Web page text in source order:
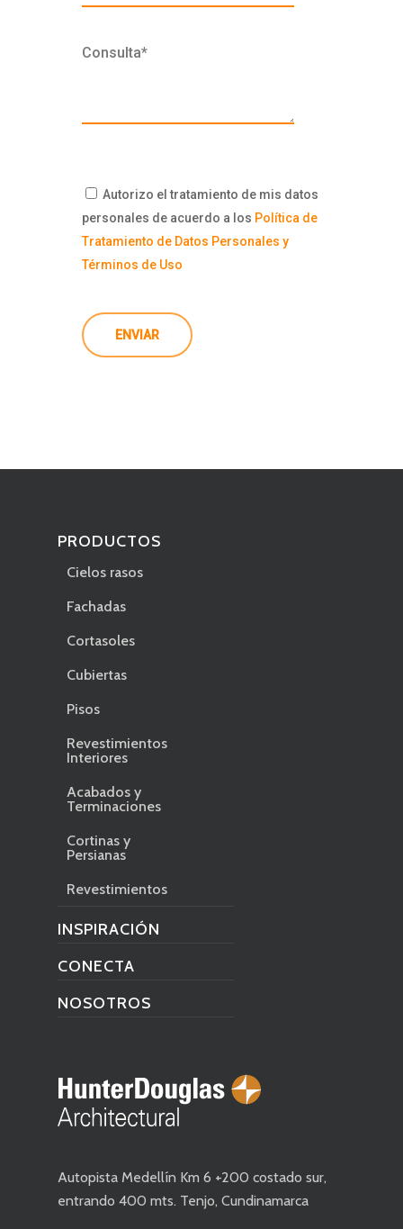
Consulta*
Autorizo el tratamiento de mis datos
personales de acuerdo a los Política de
Tratamiento de Datos Personales y
Términos de Uso
ENVIAR
Autopista Medellín Km 6 +200 costado sur,
entrando 400 mts. Tenjo, Cundinamarca
PRODUCTOS
Cielos rasos
Fachadas
Cortasoles
Cubiertas
Pisos
Revestimientos
Interiores
Acabados y
Terminaciones
Cortinas y
Persianas
Revestimientos
INSPIRACIÓN
CONECTA
NOSOTROS